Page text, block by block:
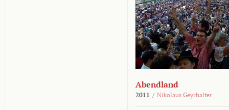
Abendland
2011 / Nikolaus Geyrhalter